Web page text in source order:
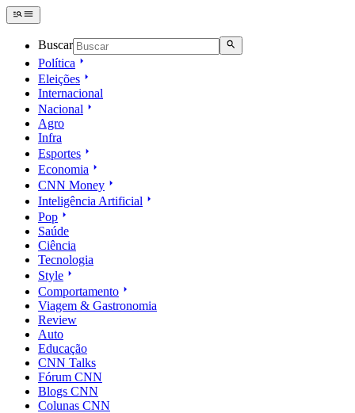
Buscar
Política
Eleições
Internacional
Nacional
Agro
Infra
Esportes
Economia
CNN Money
Inteligência Artificial
Pop
Saúde
Ciência
Tecnologia
Style
Comportamento
Viagem & Gastronomia
Review
Auto
Educação
CNN Talks
Fórum CNN
Blogs CNN
Colunas CNN